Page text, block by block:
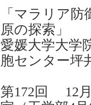
「マラリア
原の探索」
愛媛大学大
胞センター坪
第172回 12